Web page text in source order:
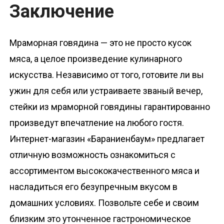
Заключение
Мраморная говядина — это не просто кусок
мяса, а целое произведение кулинарного
искусства. Независимо от того, готовите ли вы
ужин для себя или устраиваете званый вечер,
стейки из мраморной говядины гарантированно
произведут впечатление на любого гостя.
Интернет-магазин «Бараниенбаум» предлагает
отличную возможность ознакомиться с
ассортиментом высококачественного мяса и
насладиться его безупречным вкусом в
домашних условиях. Позвольте себе и своим
близким это утонченное гастрономическое